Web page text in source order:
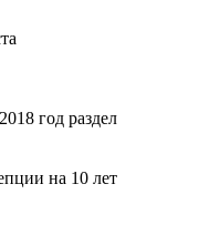
год раздел
на 10 лет